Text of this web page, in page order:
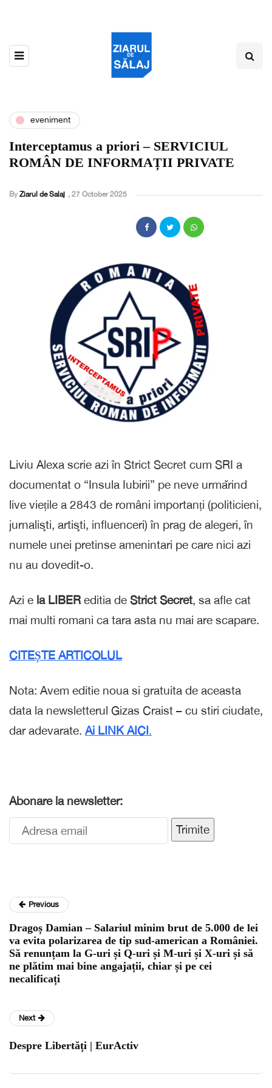
eveniment
Interceptamus a priori – SERVICIUL
ROMÂN DE INFORMAȚII PRIVATE
By Ziarul de Salaj , 27 October 2025
Liviu Alexa scrie azi în Strict Secret cum SRI a
documentat o “Insula Iubirii” pe neve urmǎrind
live viețile a 2843 de români importanți (politicieni,
jurnalişti, artişti, influenceri) în prag de alegeri, în
numele unei pretinse amenintari pe care nici azi
nu au dovedit-o.
Azi e la LIBER editia de Strict Secret, sa afle cat
mai multi romani ca tara asta nu mai are scapare.
CITEȘTE ARTICOLUL
Nota: Avem editie noua si gratuita de aceasta
data la newsletterul Gizas Craist – cu stiri ciudate,
dar adevarate. Ai LINK AICI.
Abonare la newsletter:
Trimite
Previous
Dragoș Damian – Salariul minim brut de 5.000 de lei
va evita polarizarea de tip sud-american a României.
Să renunțam la G-uri și Q-uri și M-uri și X-uri și să
ne plătim mai bine angajații, chiar și pe cei
necalificați
Next
Despre Libertăți | EurActiv